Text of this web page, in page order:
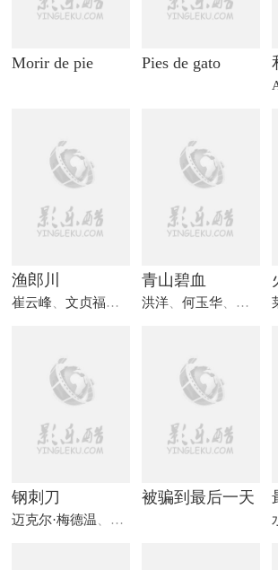
Morir de pie Pies de gato
渔郎川
崔云峰 、文贞福、 赵孝敬
青山碧血
洪洋、 何玉华、 黄煌基
钢刺刀
迈克尔·梅德温 基隆·摩尔
被骗到最后一天